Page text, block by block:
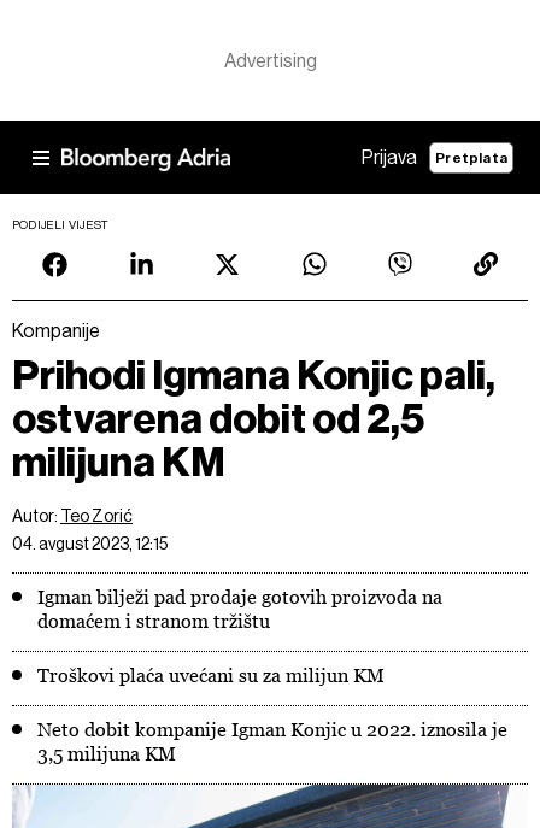
Prijava Pretplata
PODIJELI VIJEST
Kompanije
Prihodi Igmana Konjic pali,
ostvarena dobit od 2,5
milijuna KM
Autor: Teo Zorić
04. avgust 2023, 12:15
Igman bilježi pad prodaje gotovih proizvoda na
domaćem i stranom tržištu
Troškovi plaća uvećani su za milijun KM
Neto dobit kompanije Igman Konjic u 2022. iznosila je
3,5 milijuna KM